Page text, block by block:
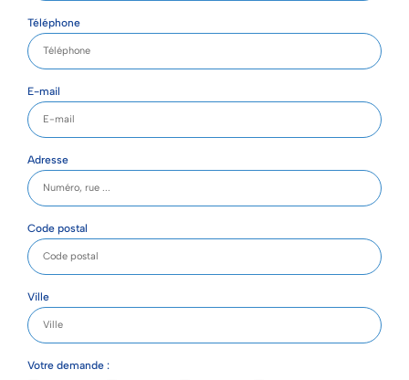
Téléphone
E-mail
Adresse
Code postal
Ville
Votre demande :